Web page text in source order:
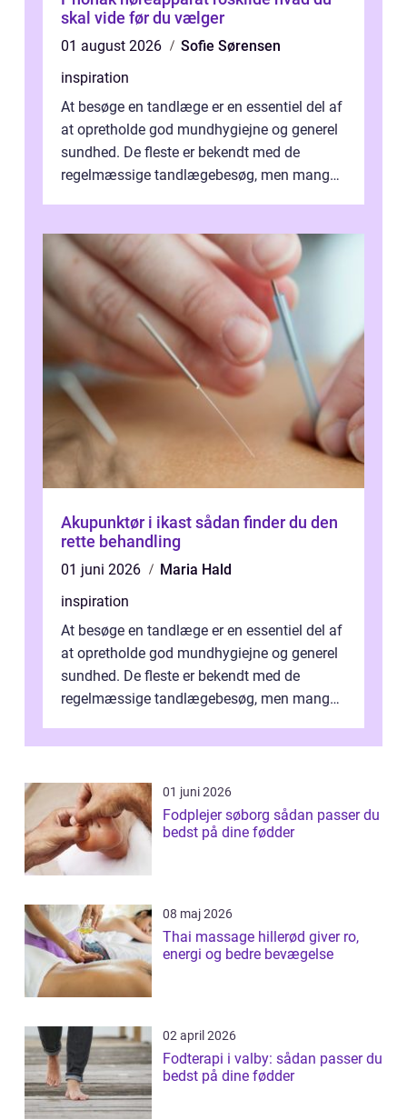
skal vide før du vælger
01 august 2026
Sofie Sørensen
inspiration
At besøge en tandlæge er en essentiel del af
at opretholde god mundhygiejne og generel
sundhed. De fleste er bekendt med de
regelmæssige tandlægebesøg, men mange
Akupunktør i ikast sådan finder du den
rette behandling
01 juni 2026
Maria Hald
inspiration
At besøge en tandlæge er en essentiel del af
at opretholde god mundhygiejne og generel
sundhed. De fleste er bekendt med de
regelmæssige tandlægebesøg, men mange
01 juni 2026
Fodplejer søborg sådan passer du
bedst på dine fødder
08 maj 2026
Thai massage hillerød giver ro,
energi og bedre bevægelse
02 april 2026
Fodterapi i valby: sådan passer du
bedst på dine fødder